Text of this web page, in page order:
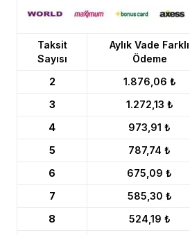
Taksit
Sayısı
Aylık Vade Farklı
Ödeme
2
1.876,06 ₺
3
1.272,13 ₺
4
973,91 ₺
5
787,74 ₺
6
675,09 ₺
7
585,30 ₺
8
524,19 ₺